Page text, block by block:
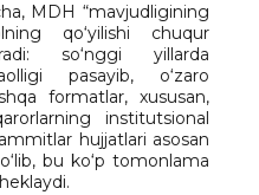
MDH “mavjudligining
qo‘yilishi chuqur
so‘nggi yillarda
pasayib, o‘zaro
formatlar, xususan,
institutsional
hujjatlari asosan
bu ko‘p tomonlama